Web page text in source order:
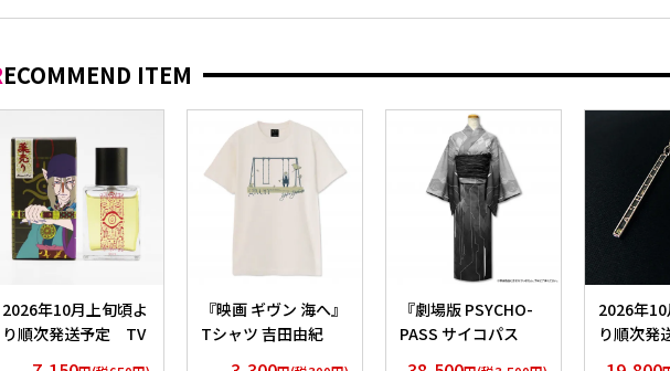
RECOMMEND ITEM
2026年10月上旬頃よ
り順次発送予定 TV
『映画 ギヴン 海へ』
Tシャツ 吉田由紀
『劇場版 PSYCHO-
PASS サイコパス
2026年
り順次発